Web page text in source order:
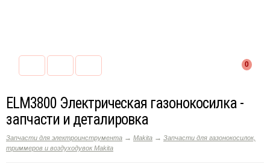
0
ELM3800 Электрическая газонокосилка -
запчасти и деталировка
Запчасти для электроинструмента → Makita → Запчасти для газонокосилок,
триммеров и воздуходувок Makita